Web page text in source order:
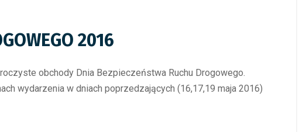
2016
obchody Dnia Bezpieczeństwa Ruchu Drogowego.
wydarzenia w dniach poprzedzających (16,17,19 maja 2016)